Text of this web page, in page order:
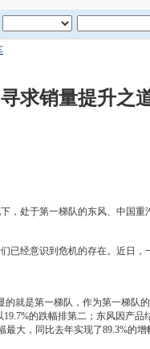
求销量提升之
处于第一梯队的东风、中国重
经意识到危机的存在。近日，
就是第一梯队，作为第一梯队
的跌幅排第二；东风因产
最大，同比去年实现了89.3%的